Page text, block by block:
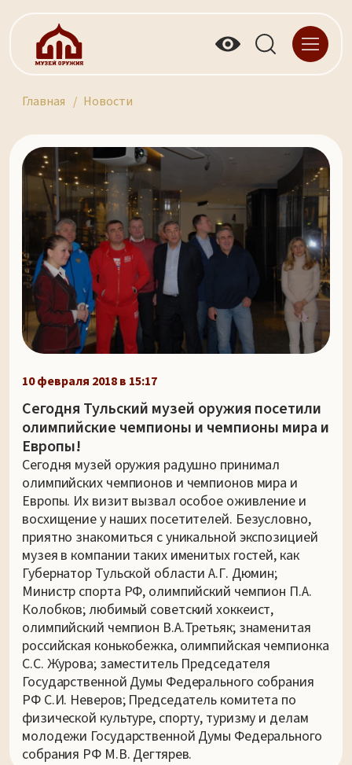
Главная Новости
10 февраля 2018 в 15:17
Сегодня Тульский музей оружия посетили
олимпийские чемпионы и чемпионы мира и
Европы!
Сегодня музей оружия радушно принимал
олимпийских чемпионов и чемпионов мира и
Европы. Их визит вызвал особое оживление и
восхищение у наших посетителей. Безусловно,
приятно знакомиться с уникальной экспозицией
музея в компании таких именитых гостей, как
Губернатор Тульской области А.Г. Дюмин;
Министр спорта РФ, олимпийский чемпион П.А.
Колобков; любимый советский хоккеист,
олимпийский чемпион В.А.Третьяк; знаменитая
российская конькобежка, олимпийская чемпионка
С.С. Журова; заместитель Председателя
Государственной Думы Федерального собрания
РФ С.И. Неверов; Председатель комитета по
физической культуре, спорту, туризму и делам
молодежи Государственной Думы Федерального
собрания РФ М.В. Дегтярев.